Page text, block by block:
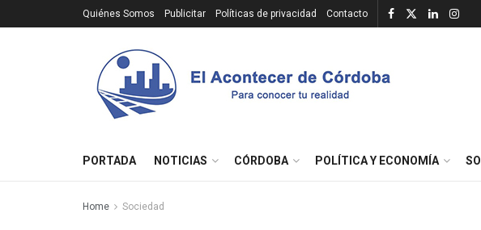
Quiénes Somos Publicitar Políticas de privacidad Contacto
PORTADA NOTICIAS CÓRDOBA POLÍTICA Y ECONOMÍA
Home Sociedad